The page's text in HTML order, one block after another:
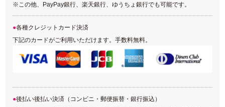
※この他、PayPay銀行、楽天銀行、ゆうちょ銀行でも可能です。
各種クレジットカード決済
下記のカードがご利用いただけます。手数料無料。
後払い後払い決済（コンビニ・郵便振替・銀行振込）